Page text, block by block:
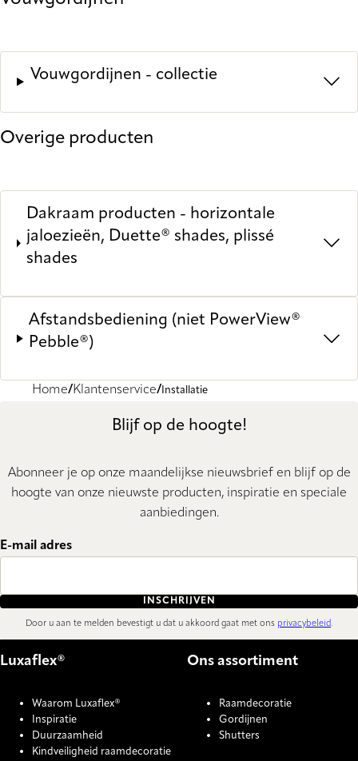
Vouwgordijnen - collectie
Overige producten
Dakraam producten - horizontale
jaloezieën, Duette® shades, plissé
shades
Afstandsbediening (niet PowerView®
Pebble®)
Home Klantenservice Installatie
Blijf op de hoogte!
Abonneer je op onze maandelijkse nieuwsbrief en blijf op de
hoogte van onze nieuwste producten, inspiratie en speciale
aanbiedingen.
E-mail adres
INSCHRIJVEN
Door u aan te melden bevestigt u dat u akkoord gaat met ons privacybeleid.
Luxaflex®
Waarom Luxaflex®
Inspiratie
Duurzaamheid
Kindveiligheid raamdecoratie
Ons assortiment
Raamdecoratie
Gordijnen
Shutters